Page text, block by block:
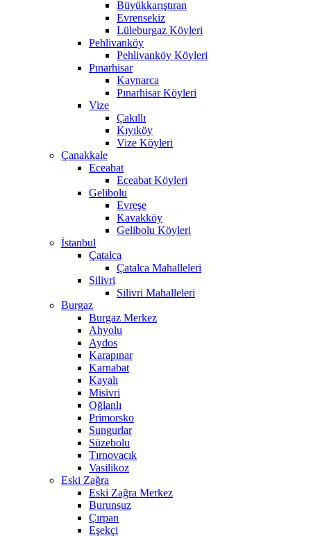
Büyükkarıştıran
Evrensekiz
Lüleburgaz Köyleri
Pehlivanköy
Pehlivanköy Köyleri
Pınarhisar
Kaynarca
Pınarhisar Köyleri
Vize
Çakıllı
Kıyıköy
Vize Köyleri
Çanakkale
Eceabat
Eceabat Köyleri
Gelibolu
Evreşe
Kavakköy
Gelibolu Köyleri
İstanbul
Çatalca
Çatalca Mahalleleri
Silivri
Silivri Mahalleleri
Burgaz
Burgaz Merkez
Ahyolu
Aydos
Karapınar
Karnabat
Kayalı
Misivri
Oğlanlı
Primorsko
Sungurlar
Süzebolu
Tırnovacık
Vasilikoz
Eski Zağra
Eski Zağra Merkez
Burunsuz
Çırpan
Eşekçi